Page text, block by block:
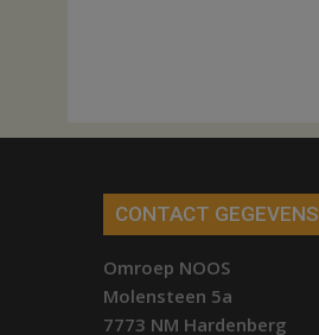
CONTACT GEGEVENS
Omroep NOOS
Molensteen 5a
7773 NM Hardenberg